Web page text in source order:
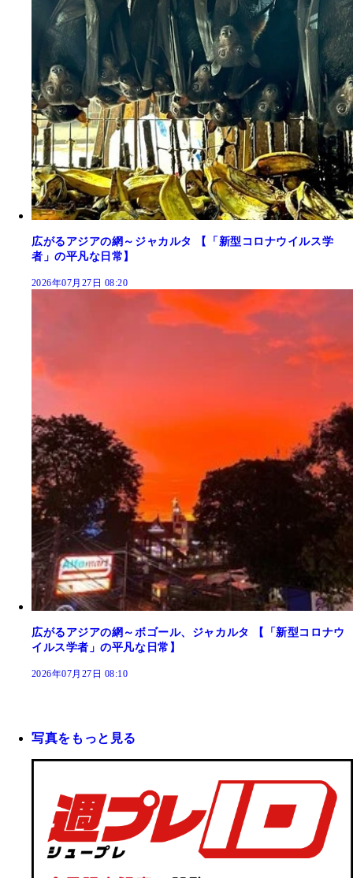
広がるアジアの網～ジャカルタ 【「新型コロナウイルス学
者」の平凡な日常】
2026年07月27日 08:20
広がるアジアの網～ボゴール、ジャカルタ 【「新型コロナウ
イルス学者」の平凡な日常】
2026年07月27日 08:10
写真をもっと見る